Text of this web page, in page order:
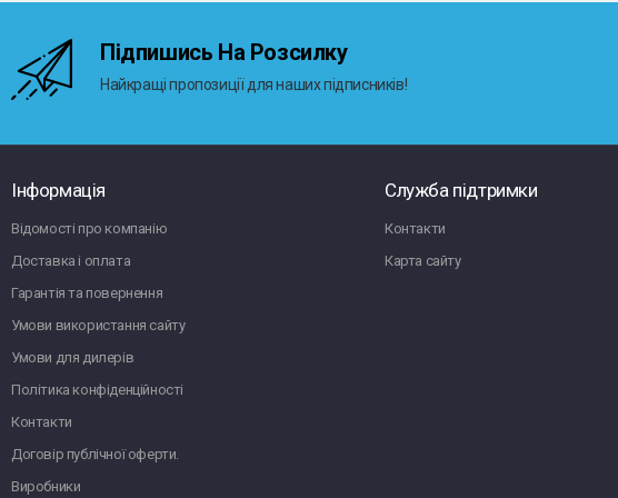
Підпишись На Розсилку
Найкращі пропозиції для наших підписників!
Інформація
Відомості про компанію
Доставка і оплата
Гарантія та повернення
Умови використання сайту
Умови для дилерів
Політика конфіденційності
Контакти
Договір публічної оферти.
Виробники
Служба підтримки
Контакти
Карта сайту